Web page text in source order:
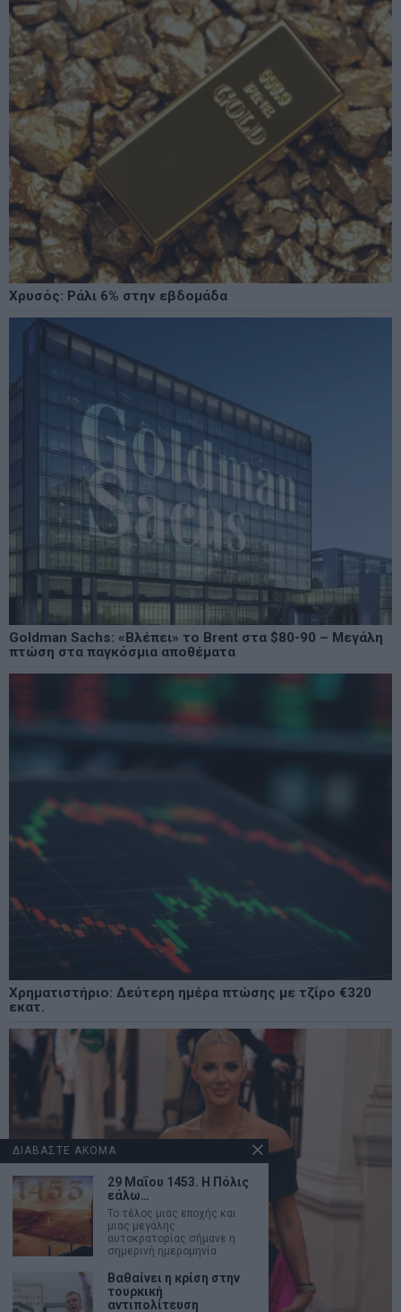
Χρυσός: Ράλι 6% στην εβδομάδα
Goldman Sachs: «Βλέπει» το Brent στα $80-90 – Μεγάλη
πτώση στα παγκόσμια αποθέματα
Χρηματιστήριο: Δεύτερη ημέρα πτώσης με τζίρο €320
εκατ.
ΔΙΑΒΑΣΤΕ ΑΚΟΜΑ
29 Μαΐου 1453. Η Πόλις
εάλω…
Το τέλος μιας εποχής και
μιας μεγάλης
αυτοκρατορίας σήμανε η
σημερινή ημερομηνία
Βαθαίνει η κρίση στην
τουρκική
αντιπολίτευση